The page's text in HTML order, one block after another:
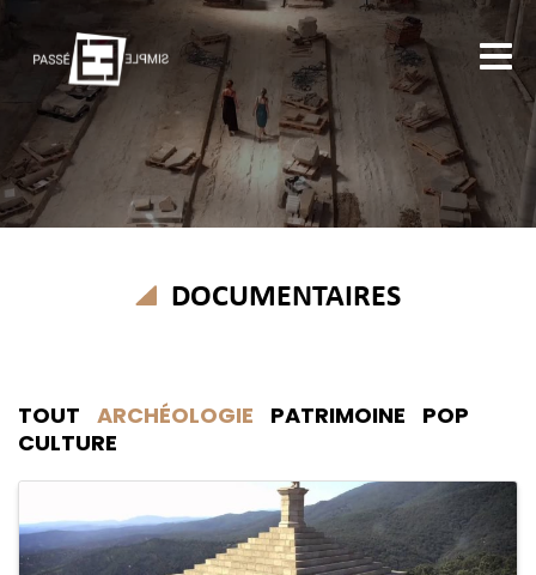
DOCUMENTAIRES
TOUT ARCHÉOLOGIE PATRIMOINE
POP
CULTURE